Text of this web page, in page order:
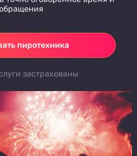
пиротехника
застрахованы